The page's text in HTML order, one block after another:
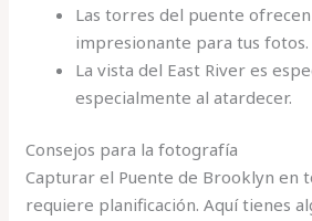
Las torres del puente
impresionante para tus fotos.
La vista del East River es
especialmente al atardecer.
Consejos para la fotografía
Capturar el Puente de Brooklyn en
requiere planificación. Aquí tienes